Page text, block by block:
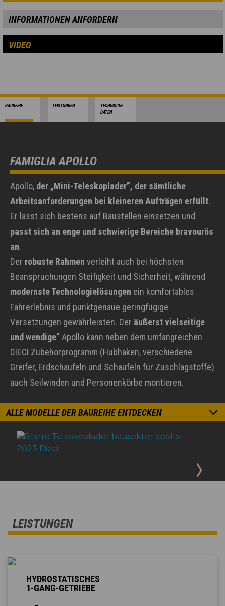
INFORMATIONEN ANFORDERN
VIDEO
BAUREIHE LEISTUNGEN
TECHNISCHE
DATEN
FAMIGLIA APOLLO
Apollo, der „Mini-Teleskoplader”, der sämtliche
Arbeitsanforderungen bei kleineren Aufträgen erfüllt.
Er lässt sich bestens auf Baustellen einsetzen und
passt sich an enge und schwierige Bereiche bravourös
an.
Der robuste Rahmen verleiht auch bei höchsten
Beanspruchungen Steifigkeit und Sicherheit, während
modernste Technologielösungen ein komfortables
Fahrerlebnis und punktgenaue geringfügige
Versetzungen gewährleisten. Der äußerst vielseitige
und wendige“Apollo kann neben dem umfangreichen
DIECI Zubehörprogramm (Hubhaken, verschiedene
Greifer, Erdschaufeln und Schaufeln für Zuschlagstoffe)
auch Seilwinden und Personenkörbe montieren.
ALLE MODELLE DER BAUREIHE ENTDECKEN
LEISTUNGEN
HYDROSTATISCHES
1-GANG-GETRIEBE